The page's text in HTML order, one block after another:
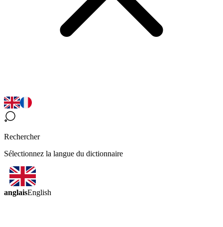
Rechercher
Sélectionnez la langue du dictionnaire
anglaisEnglish